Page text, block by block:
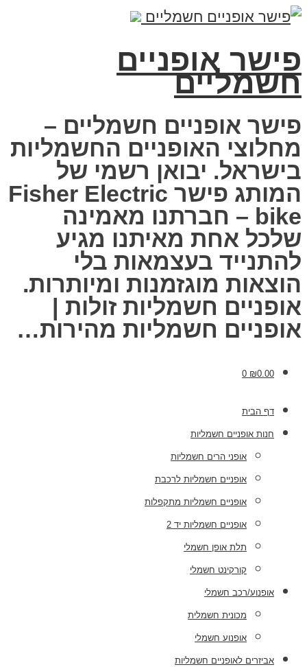
פישר אופניים
חשמליים
פישר אופניים חשמליים –
מחלוצי האופניים החשמליות
בישראל. יבואן רשמי של
המותג פישר Fisher Electric
bike – חברתנו מאמינה
שלכל אחת מאיתנו מגיע
להתנייד בעצמאות בלי
הוצאות מוגזמנות ומיותרות.
אופניים חשמליות זולות |
אופניים חשמליות מהירות…
₪0.00
0
דף הבית
חנות אופניים חשמליות
אופני הרים חשמליות
אופניים חשמליות לרכבת
אופניים חשמליות מתקפלות
אופניים חשמליות יד 2
תלת אופן חשמלי
קורקינט חשמלי
אופנוע/רכב חשמלי
מכונית חשמלית
אופנוע חשמלי
אביזרים לאופניים חשמליות